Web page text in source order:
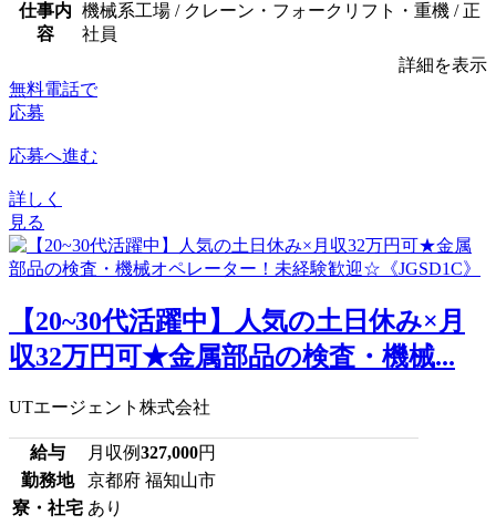
仕事内
容
機械系工場 / クレーン・フォークリフト・重機 / 正
社員
詳細を表示
無料電話で
応募
応募へ進む
詳しく
見る
【20~30代活躍中】人気の土日休み×月
収32万円可★金属部品の検査・機械...
UTエージェント株式会社
給与 月収例327,000円
勤務地
京都府 福知山市
寮・社宅 あり